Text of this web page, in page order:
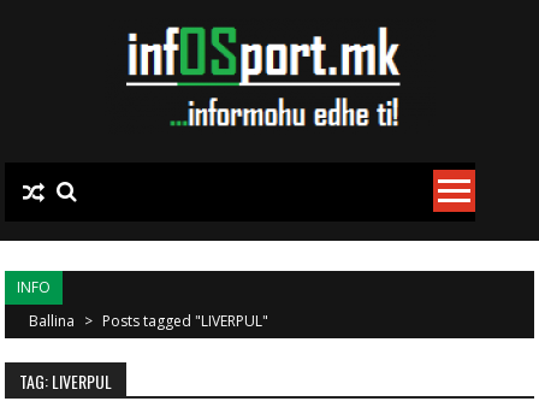
INFO
Ballina > Posts tagged "LIVERPUL"
TAG: LIVERPUL